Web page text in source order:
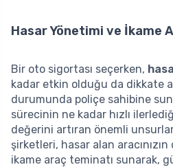
Hasar Yönetimi ve İkame
Bir oto sigortası seçerken,
kadar etkin olduğu da dikkate
durumunda poliçe sahibine
sürecinin ne kadar hızlı
değerini artıran önemli
şirketleri, hasar alan
ikame araç teminatı sunarak,